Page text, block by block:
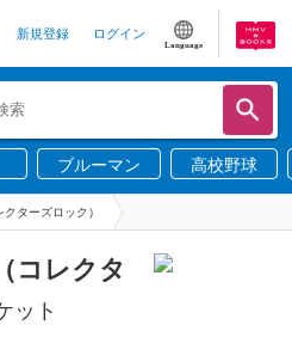
新規登録 ログイン
Language
ブルーマン 高校野球
クターズロック）
コレクタ
ット